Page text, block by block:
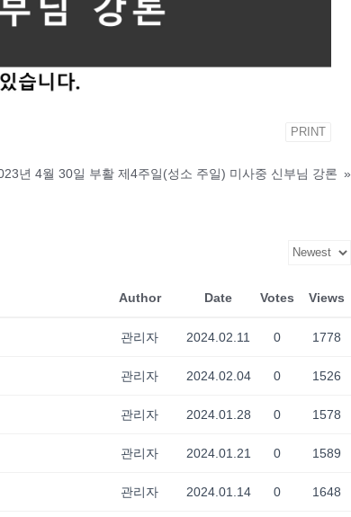
PRINT
년 4월 30일 부활 제4주일(성소 주일) 미사중 신부님 강론 »
Author Date Votes Views
관리자 2024.02.11 0 1778
관리자 2024.02.04 0 1526
관리자 2024.01.28 0 1578
관리자 2024.01.21 0 1589
관리자 2024.01.14 0 1648